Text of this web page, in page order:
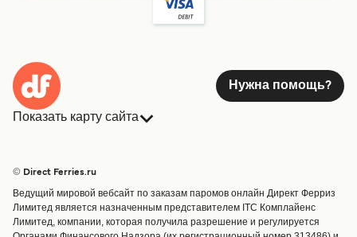
Нужна помощь?
Показать карту сайта
Страны
Обслуживание клиентов
Операторы
Маршруты и порты
Грузоперевозки
© Direct Ferries.ru
Ведущий мировой вебсайт по заказам паромов онлайн Директ Ферриз
Лимитед является назначенным представителем ITC Комплайенс
Лимитед, компании, которая получила разрешение и регулируется